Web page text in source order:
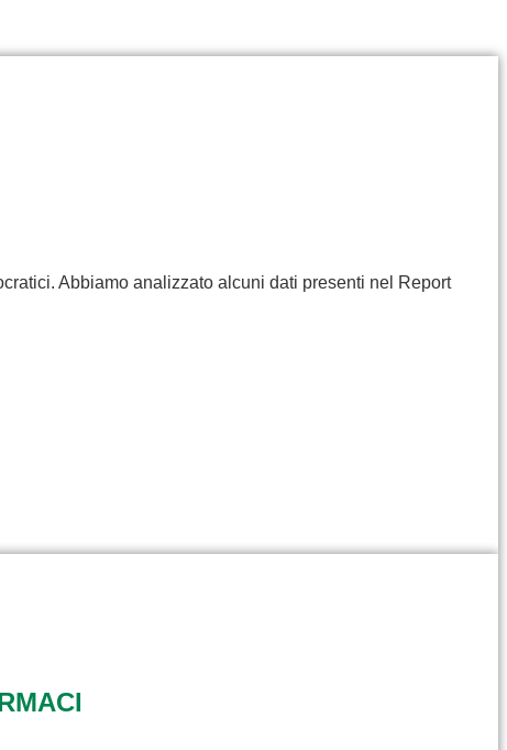
Abbiamo analizzato alcuni dati presenti nel Report